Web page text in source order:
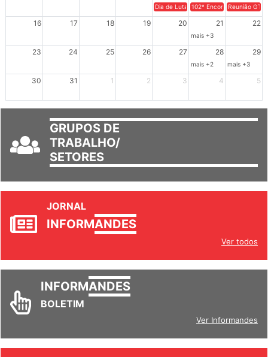
Dia de Luta em Defesa de Cuba e da
102º Encontro da
Reunião
16 17 18 19 20 21 22
mais +3
23 24 25 26 27 28 29
mais +2 mais +3
30 31 1 2 3 4 5
GRUPOS DE
TRABALHO/
SETORES
JORNAL
INFORMANDES
Ver todos
INFORMANDES
BOLETIM
Ver Informandes